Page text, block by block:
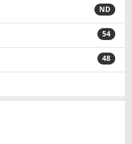
ND
54
48